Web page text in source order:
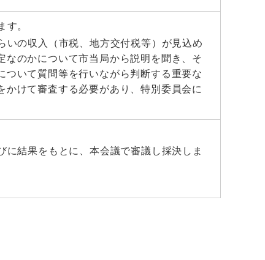
。
いの収入（市税、地方交付税等）が見込め
なのかについて市当局から説明を聞き、そ
いて質問等を行いながら判断する重要な
かけて審査する必要があり、特別委員会に
結果をもとに、本会議で審議し採決しま